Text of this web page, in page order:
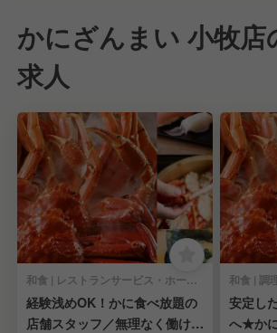
かにざんまい 小牧店
求人
和食 | レストランサービス・ホールスタッフ
経験浅めOK！かに食べ放題の
店舗スタッフ／無理なく働けて
和食 | 調
安定し
へ★か